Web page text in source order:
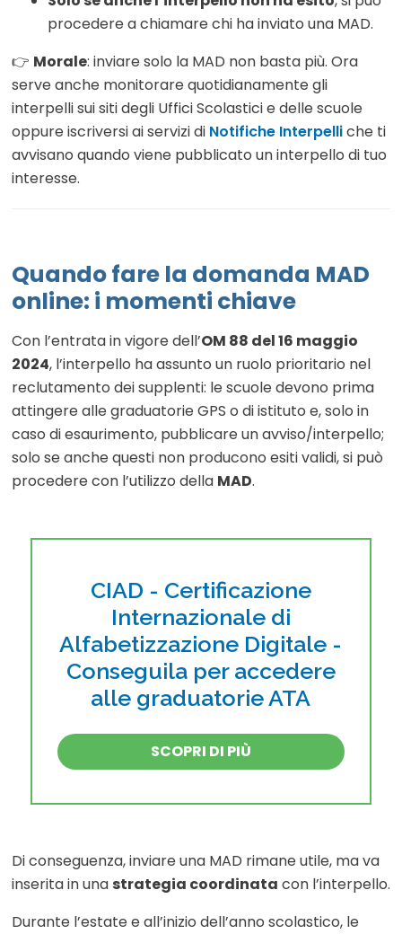
procedere a chiamare chi ha inviato una MAD.
👉 Morale: inviare solo la MAD non basta più. Ora
serve anche monitorare quotidianamente gli
interpelli sui siti degli Uffici Scolastici e delle scuole
oppure iscriversi ai servizi di Notifiche Interpelliche ti
avvisano quando viene pubblicato un interpello di tuo
interesse.
Quando fare la domanda MAD
online: i momenti chiave
Con l’entrata in vigore dell’OM 88 del 16 maggio
2024, l’interpello ha assunto un ruolo prioritario nel
reclutamento dei supplenti: le scuole devono prima
attingere alle graduatorie GPS o di istituto e, solo in
caso di esaurimento, pubblicare un avviso/interpello;
solo se anche questi non producono esiti validi, si può
procedere con l’utilizzo della MAD.
CIAD - Certificazione
Internazionale di
Alfabetizzazione Digitale -
Conseguila per accedere
alle graduatorie ATA
SCOPRI DI PIÙ
Di conseguenza, inviare una MAD rimane utile, ma va
inserita in una strategia coordinata con l’interpello.
Durante l’estate e all’inizio dell’anno scolastico, le